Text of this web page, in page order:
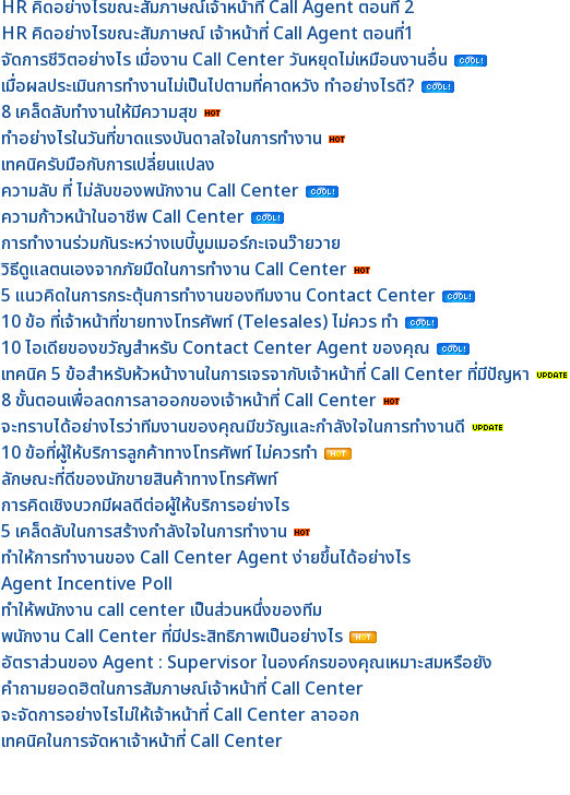
HR คิดอย่างไรขณะสัมภาษณ์เจ้าหน้าที่ Call Agent ตอนที่ 2
HR คิดอย่างไรขณะสัมภาษณ์ เจ้าหน้าที่ Call Agent ตอนที่1
จัดการชีวิตอย่างไร เมื่องาน Call Center วันหยุดไม่เหมือนงานอื่น
เมื่อผลประเมินการทำงานไม่เป็นไปตามที่คาดหวัง ทำอย่างไรดี?
8 เคล็ดลับทำงานให้มีความสุข
ทำอย่างไรในวันที่ขาดแรงบันดาลใจในการทำงาน
เทคนิครับมือกับการเปลี่ยนแปลง
ความลับ ที่ ไม่ลับของพนักงาน Call Center
ความก้าวหน้าในอาชีพ Call Center
การทำงานร่วมกันระหว่างเบบี้บูมเมอร์กะเจนว๊ายวาย
วิธีดูแลตนเองจากภัยมืดในการทำงาน Call Center
5 แนวคิดในการกระตุ้นการทำงานของทีมงาน Contact Center
10 ข้อ ที่เจ้าหน้าที่ขายทางโทรศัพท์ (Telesales) ไม่ควร ทำ
10 ไอเดียของขวัญสำหรับ Contact Center Agent ของคุณ
เทคนิค 5 ข้อสำหรับห้วหน้างานในการเจรจากับเจ้าหน้าที่ Call Center ที่มีปัญหา
8 ขั้นตอนเพื่อลดการลาออกของเจ้าหน้าที่ Call Center
จะทราบได้อย่างไรว่าทีมงานของคุณมีขวัญและกำลังใจในการทำงานดี
10 ข้อที่ผู้ให้บริการลูกค้าทางโทรศัพท์ ไม่ควรทำ
ลักษณะที่ดีของนักขายสินค้าทางโทรศัพท์
การคิดเชิงบวกมีผลดีต่อผู้ให้บริการอย่างไร
5 เคล็ดลับในการสร้างกำลังใจในการทำงาน
ทำให้การทำงานของ Call Center Agent ง่ายขึ้นได้อย่างไร
Agent Incentive Poll
ทำให้พนักงาน call center เป็นส่วนหนึ่งของทีม
พนักงาน Call Center ที่มีประสิทธิภาพเป็นอย่างไร
อัตราส่วนของ Agent : Supervisor ในองค์กรของคุณเหมาะสมหรือยัง
คำถามยอดฮิตในการสัมภาษณ์เจ้าหน้าที่ Call Center
จะจัดการอย่างไรไม่ให้เจ้าหน้าที่ Call Center ลาออก
เทคนิคในการจัดหาเจ้าหน้าที่ Call Center